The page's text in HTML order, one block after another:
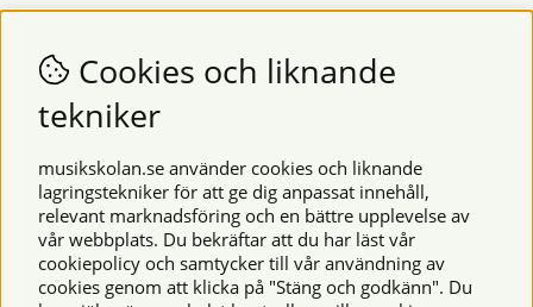
Nyhetsbrev
Vill du få nyheter och erbjudanden från oss? Fyll då i din e-
postadress i fältet nedan.
Säkra betalningar
Cookies och liknande
tekniker
musikskolan.se använder cookies och liknande
lagringstekniker för att ge dig anpassat innehåll,
relevant marknadsföring och en bättre upplevelse av
vår webbplats. Du bekräftar att du har läst vår
cookiepolicy och samtycker till vår användning av
cookies genom att klicka på "Stäng och godkänn". Du